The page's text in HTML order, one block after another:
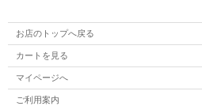
お店のトップへ戻る
カートを見る
マイページへ
ご利用案内